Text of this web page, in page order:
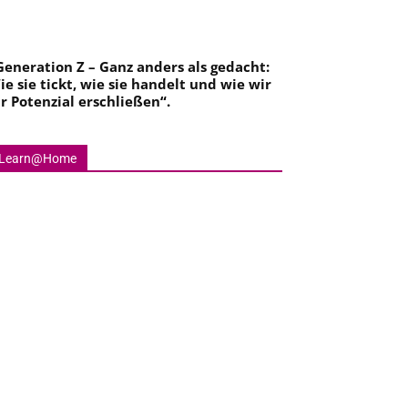
Z – Ganz anders als gedacht:
sie tickt, wie sie handelt und wie wir
Potenzial erschließen“.
Learn@Home